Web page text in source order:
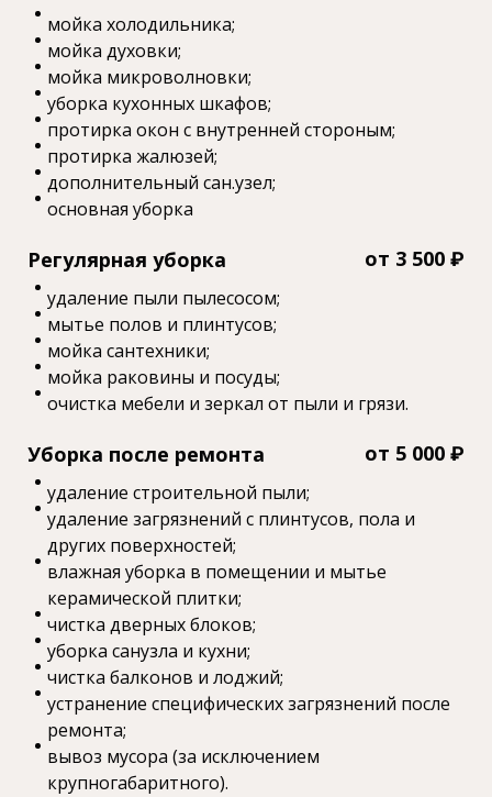
мойка холодильника;
мойка духовки;
мойка микроволновки;
уборка кухонных шкафов;
протирка окон с внутренней стороным;
протирка жалюзей;
дополнительный сан.узел;
основная уборка
Регулярная уборка от 3 500 ₽
удаление пыли пылесосом;
мытье полов и плинтусов;
мойка сантехники;
мойка раковины и посуды;
очистка мебели и зеркал от пыли и грязи.
Уборка после ремонта от 5 000 ₽
удаление строительной пыли;
удаление загрязнений с плинтусов, пола и
других поверхностей;
влажная уборка в помещении и мытье
керамической плитки;
чистка дверных блоков;
уборка санузла и кухни;
чистка балконов и лоджий;
устранение специфических загрязнений после
ремонта;
вывоз мусора (за исключением
крупногабаритного).